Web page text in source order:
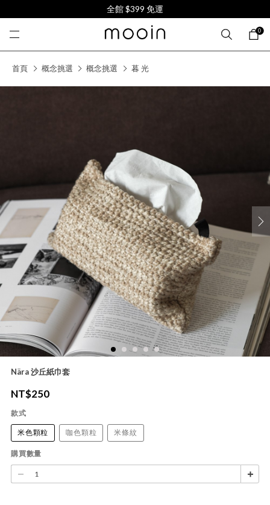
全館 $399 免運
0
首頁 概念挑選 概念挑選 暮 光
next
Nära 沙丘紙巾套
NT$250
款式
米色顆粒 咖色顆粒 米條紋
購買數量